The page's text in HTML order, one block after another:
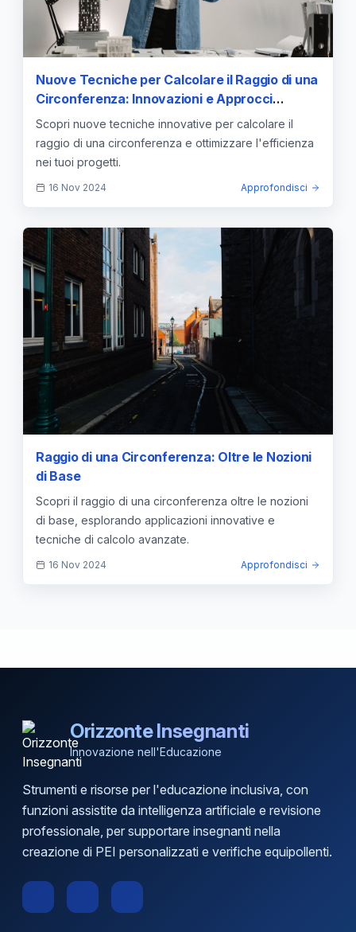
Nuove Tecniche per Calcolare il Raggio di una
Circonferenza: Innovazioni e Approcci
Avanzati
Scopri nuove tecniche innovative per calcolare il
raggio di una circonferenza e ottimizzare l'efficienza
nei tuoi progetti.
16 Nov 2024 Approfondisci
Raggio di una Circonferenza: Oltre le Nozioni
di Base
Scopri il raggio di una circonferenza oltre le nozioni
di base, esplorando applicazioni innovative e
tecniche di calcolo avanzate.
16 Nov 2024 Approfondisci
Orizzonte Insegnanti
Innovazione nell'Educazione
Strumenti e risorse per l'educazione inclusiva, con
funzioni assistite da intelligenza artificiale e revisione
professionale, per supportare insegnanti nella
creazione di PEI personalizzati e verifiche equipollenti.